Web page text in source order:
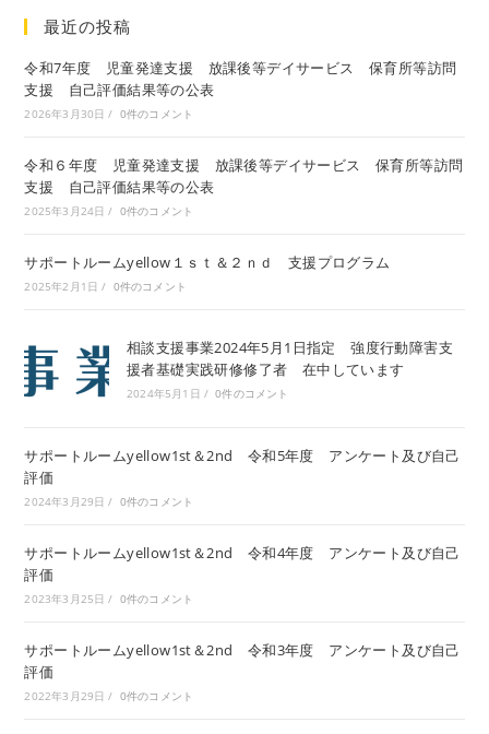
最近の投稿
令和7年度 児童発達支援 放課後等デイサービス 保育所等訪問
支援 自己評価結果等の公表
2026年3月30日 / 0件のコメント
令和６年度 児童発達支援 放課後等デイサービス 保育所等訪問
支援 自己評価結果等の公表
2025年3月24日 / 0件のコメント
サポートルームyellow１ｓｔ＆２ｎｄ 支援プログラム
2025年2月1日 / 0件のコメント
相談支援事業2024年5月1日指定 強度行動障害支
援者基礎実践研修修了者 在中しています
2024年5月1日 / 0件のコメント
サポートルームyellow1st＆2nd 令和5年度 アンケート及び自己
評価
2024年3月29日 / 0件のコメント
サポートルームyellow1st＆2nd 令和4年度 アンケート及び自己
評価
2023年3月25日 / 0件のコメント
サポートルームyellow1st＆2nd 令和3年度 アンケート及び自己
評価
2022年3月29日 / 0件のコメント